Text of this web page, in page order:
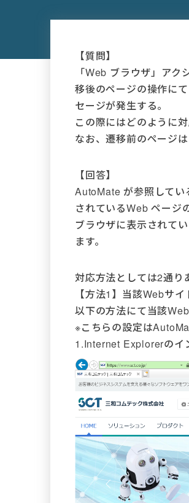
【質問】
「Web ブラウザ」ア
移後のページの操作に
セージが発生する。
この際にはどのように
なお、遷移前のページ
【回答】
AutoMate が参照して
されているWeb ページ
ブラウザに表示されて
ます。
対応方法としては2通り
【方法1】当該Webサ
以下の方法にて当該
※こちらの設定は
1.Internet Explorerのイ